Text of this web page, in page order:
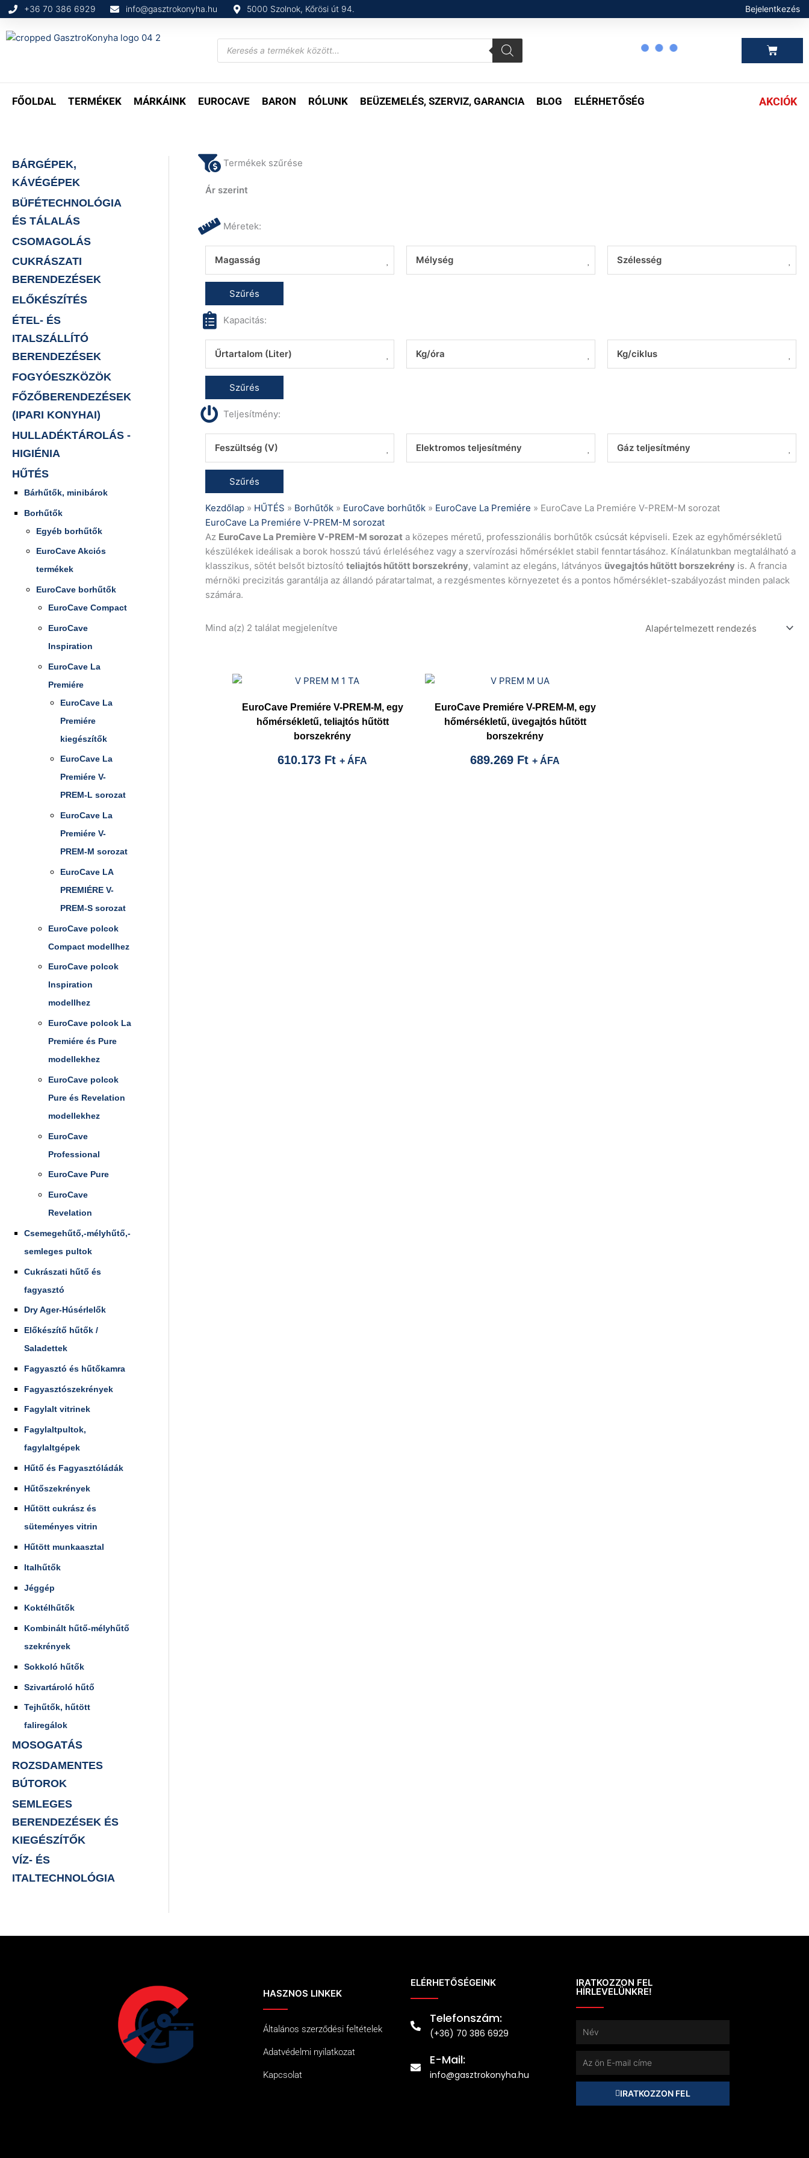
Skip
to
content
+36 70 386 6929 info@gasztrokonyha.hu 5000 Szolnok, Kőrösi út 94. Bejelentkezés
Products
search Kosár
FŐOLDAL TERMÉKEK MÁRKÁINK EUROCAVE BARON RÓLUNK BEÜZEMELÉS, SZERVIZ, GARANCIA BLOG ELÉRHETŐSÉG AKCIÓK
BÁRGÉPEK,
KÁVÉGÉPEK
BÜFÉTECHNOLÓGIA
ÉS TÁLALÁS
CSOMAGOLÁS
CUKRÁSZATI
BERENDEZÉSEK
ELŐKÉSZÍTÉS
ÉTEL- ÉS
ITALSZÁLLÍTÓ
BERENDEZÉSEK
FOGYÓESZKÖZÖK
FŐZŐBERENDEZÉSEK
(IPARI KONYHAI)
HULLADÉKTÁROLÁS -
HIGIÉNIA
HŰTÉS
Bárhűtők, minibárok
Borhűtők
Egyéb borhűtők
EuroCave Akciós
termékek
EuroCave borhűtők
EuroCave Compact
EuroCave
Inspiration
EuroCave La
Premiére
EuroCave La
Premiére
kiegészítők
EuroCave La
Premiére V-
PREM-L sorozat
EuroCave La
Premiére V-
PREM-M sorozat
EuroCave LA
PREMIÉRE V-
PREM-S sorozat
EuroCave polcok
Compact modellhez
EuroCave polcok
Inspiration
modellhez
EuroCave polcok La
Premiére és Pure
modellekhez
EuroCave polcok
Pure és Revelation
modellekhez
EuroCave
Professional
EuroCave Pure
EuroCave
Revelation
Csemegehűtő,-mélyhűtő,-
semleges pultok
Cukrászati hűtő és
fagyasztó
Dry Ager-Húsérlelők
Előkészítő hűtők /
Saladettek
Fagyasztó és hűtőkamra
Fagyasztószekrények
Fagylalt vitrinek
Fagylaltpultok,
fagylaltgépek
Hűtő és Fagyasztóládák
Hűtőszekrények
Hűtött cukrász és
süteményes vitrin
Hűtött munkaasztal
Italhűtők
Jéggép
Koktélhűtők
Kombinált hűtő-mélyhűtő
szekrények
Sokkoló hűtők
Szivartároló hűtő
Tejhűtők, hűtött
faliregálok
MOSOGATÁS
ROZSDAMENTES
BÚTOROK
SEMLEGES
BERENDEZÉSEK ÉS
KIEGÉSZÍTŐK
VÍZ- ÉS
ITALTECHNOLÓGIA
Termékek szűrése
Ár szerint
Méretek:
Magasság Mélység Szélesség
Szűrés
Kapacitás:
Űrtartalom (Liter) Kg/óra Kg/ciklus
Szűrés
Teljesítmény:
Feszültség (V) Elektromos teljesítmény Gáz teljesítmény
Szűrés
Kezdőlap» HŰTÉS » Borhűtők» EuroCave borhűtők» EuroCave La Premiére » EuroCave La Premiére V-PREM-M sorozat
EuroCave La Premiére V-PREM-M sorozat
Az EuroCave La Première V-PREM-M sorozata közepes méretű, professzionális borhűtők csúcsát képviseli. Ezek az egyhőmérsékletű
készülékek ideálisak a borok hosszú távú érleléséhez vagy a szervírozási hőmérséklet stabil fenntartásához. Kínálatunkban megtalálható a
klasszikus, sötét belsőt biztosító teliajtós hűtött borszekrény, valamint az elegáns, látványos üvegajtós hűtött borszekrényis. A francia
mérnöki precizitás garantálja az állandó páratartalmat, a rezgésmentes környezetet és a pontos hőmérséklet-szabályozást minden palack
számára.
Mind a(z) 2 találat megjelenítve
EuroCave Premiére V-PREM-M, egy
hőmérsékletű, teliajtós hűtött
borszekrény
610.173 Ft + ÁFA
EuroCave Premiére V-PREM-M, egy
hőmérsékletű, üvegajtós hűtött
borszekrény
689.269 Ft + ÁFA
HASZNOS LINKEK
Általános szerződési feltételek
Adatvédelmi nyilatkozat
Kapcsolat
ELÉRHETŐSÉGEINK
Telefonszám:
(+36) 70 386 6929
E-Mail:
info@gasztrokonyha.hu
IRATKOZZON FEL
HÍRLEVELÜNKRE!
IRATKOZZON FEL